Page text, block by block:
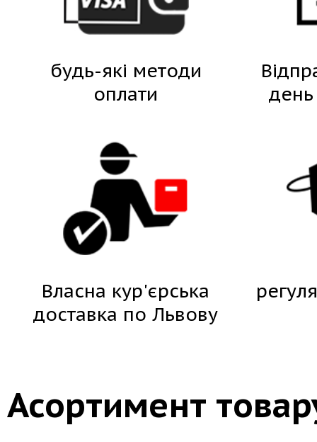
будь-які методи
оплати
Власна кур'єрська
доставка по Львову
Асортимент